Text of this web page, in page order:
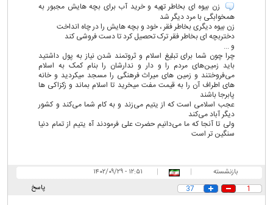
زن بیوه ای بخاطر تهیه و خرید آب برای بچه هایش مجبور به
همخوابگی با مرد دیگر شد
زن بیوه دیگری بخاطر فقر ، خود و بچه هایش را در چاه انداخت
دختربچه ای بخاطر فقر ترک تحصیل کرد تا دست فروشی کند
و ...
چرا چون شما برای تبلیغ اسلام و ثروتمند شدن نیاز به پول داشتید
باید زمین‌های مردم را و دار و ندارشان را بنام کمک به اسلام
می‌فروختند و زمین های میراث فرهنگی را مسجد میکردید و خانه
های اطراف آن را به قیمت مفت میخرید تا اسلام بماند و زکزاکی ها
پابرجا باشند
عجب اسلامی است که از یتیم می‌زند و به کام شما می‌کند و کشور
دیگر آباد می‌کند
ولی تا آنجا که ما می‌دانیم حضرت علی فرمودند آه یتیم از تمام دنیا
سنگین تر است
بازنشسته |
|
۱۲:۵۱ - ۱۴۰۲/۰۹/۲۹
پاسخ
1
37